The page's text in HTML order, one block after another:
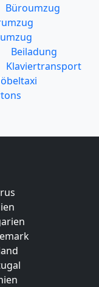
Büroumzug
Beiladung
Klaviertransport